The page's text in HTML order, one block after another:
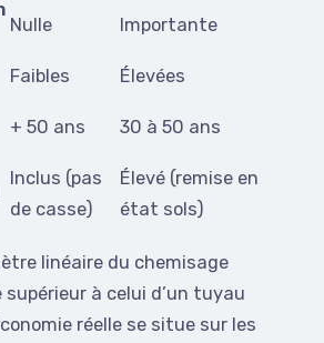
Nulle Importante
Faibles
Élevées
+ 50 ans 30 à 50 ans
Inclus (pas
de casse)
Élevé (remise en
état sols)
linéaire du chemisage
à celui d’un tuyau
réelle se situe sur les